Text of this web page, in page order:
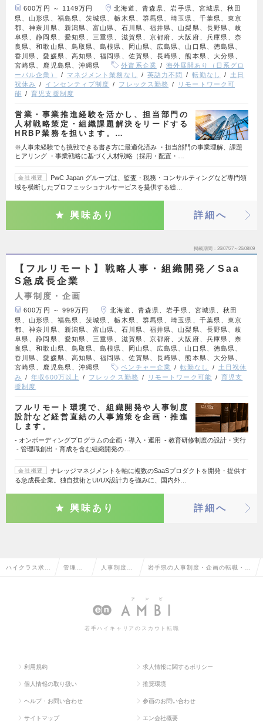
600万円 ～ 1149万円
北海道、青森県、岩手県、宮城県、秋田
県、山形県、福島県、茨城県、栃木県、群馬県、埼玉県、千葉県、東京
都、神奈川県、新潟県、富山県、石川県、福井県、山梨県、長野県、岐
阜県、静岡県、愛知県、三重県、滋賀県、京都府、大阪府、兵庫県、奈
良県、和歌山県、鳥取県、島根県、岡山県、広島県、山口県、徳島県、
香川県、愛媛県、高知県、福岡県、佐賀県、長崎県、熊本県、大分県、
宮崎県、鹿児島県、沖縄県
外資系企業
海外展開あり（日系グロ
ーバル企業）
マネジメント業務なし 英語力不問 転勤なし
土日
祝休み
インセンティブ制度 フレックス勤務
リモートワーク可
能
育児支援制度
営業・事業推進経験を活かし、担当部門の
人材戦略策定・組織課題解決をリードする
HRBP業務を担います。…
※人事未経験でも挑戦できる書き方に最適化済み ・担当部門の事業理解、課題
ヒアリング ・事業戦略に基づく人材戦略（採用・配置・…
会社概要
PwC Japan グループは、監査・税務・コンサルティングなど専門領
域を横断したプロフェッショナルサービスを提供する総…
興味あり 詳細へ
掲載期間 26/07/27～26/08/09
【フルリモート】戦略人事・組織開発／Saa
S急成長企業
人事制度・企画
600万円 ～ 999万円
北海道、青森県、岩手県、宮城県、秋田
県、山形県、福島県、茨城県、栃木県、群馬県、埼玉県、千葉県、東京
都、神奈川県、新潟県、富山県、石川県、福井県、山梨県、長野県、岐
阜県、静岡県、愛知県、三重県、滋賀県、京都府、大阪府、兵庫県、奈
良県、和歌山県、鳥取県、島根県、岡山県、広島県、山口県、徳島県、
香川県、愛媛県、高知県、福岡県、佐賀県、長崎県、熊本県、大分県、
宮崎県、鹿児島県、沖縄県
ベンチャー企業 転勤なし
土日祝休
み
年収600万以上 フレックス勤務 リモートワーク可能
育児支
援制度
フルリモート環境で、組織開発や人事制度
設計など経営直結の人事施策を企画・推進
します。
- オンボーディングプログラムの企画・導入・運用 - 教育研修制度の設計・実行
- 管理職創出・育成を含む組織開発の…
会社概要
ナレッジマネジメントを軸に複数のSaaSプロダクトを開発・提供す
る急成長企業。独自技術とUI/UX設計力を強みに、国内外…
興味あり 詳細へ
ハイクラス求人 管理部 人事制度・ 岩手県の人事制度・企画の転職・求
若手ハイキャリアのスカウト転職
利用規約 求人情報に関するポリシー
個人情報の取り扱い 推奨環境
ヘルプ・お問い合わせ 参画のお問い合わせ
サイトマップ エン会社概要